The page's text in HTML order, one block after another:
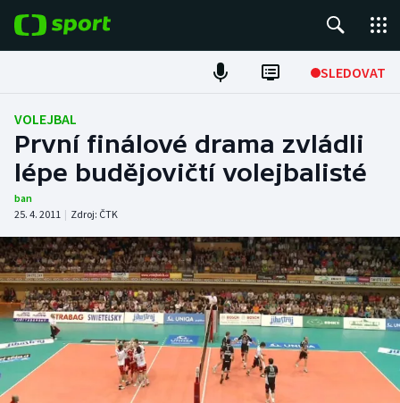
SLEDOVAT
Fotbal
Hokej
Atletika
Cyklistika
DALŠÍ SPORTY
Americký fotbal
NEPŘEHLÉDNĚTE
VOLEJBAL
První finálové drama zvládli
lépe budějovičtí volejbalisté
ban
25. 4. 2011 | Zdroj: ČTK